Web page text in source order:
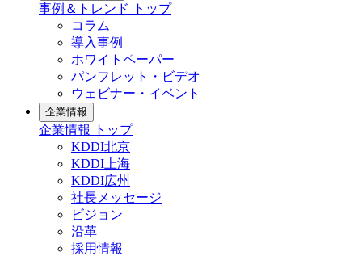
事例＆トレンド トップ
コラム
導入事例
ホワイトペーパー
パンフレット・ビデオ
ウェビナー・イベント
企業情報
企業情報 トップ
KDDI北京
KDDI上海
KDDI広州
社長メッセージ
ビジョン
沿革
採用情報